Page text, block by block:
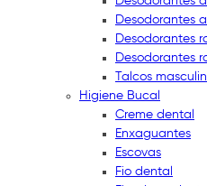
Desodorantes
Desodorantes
Desodorantes
Talcos
Higiene Bucal
Creme dental
Enxaguantes
Escovas
Fio dental